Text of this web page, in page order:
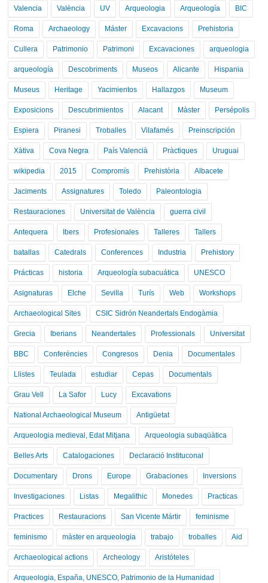
Valencia
València UV Arqueologia Arqueología BIC
Roma Archaeology Máster Excavacions Prehistoria
Cullera Patrimonio Patrimoni Excavaciones arqueologia
arqueología Descobriments Museos Alicante Hispania
Museus Heritage Yacimientos Hallazgos Museum
Exposicions Descubrimientos Alacant Màster Persépolis
Espiera Piranesi Troballes Vilafamés Preinscripción
Xàtiva Cova Negra País Valencià Pràctiques Uruguai
wikipedia 2015 Compromís Prehistòria Albacete
Jaciments Assignatures Toledo Paleontologia
Restauraciones Universitat de València guerra civil
Antequera Ibers Profesionales Talleres Tallers
batallas Catedrals Conferences Industria Prehistory
Prácticas historia Arqueología subacuática UNESCO
Asignaturas Elche Sevilla Turís Web Workshops
Archaeological Sites CSIC Sidrón Neandertals Endogàmia
Grecia Iberians Neandertales Professionals Universitat
BBC Conferències Congresos Denia Documentales
Llistes Teulada estudiar Cepas Documentals
Grau Vell La Safor Lucy Excavations
National Archaeological Museum Antigüetat
Arqueologia medieval, Edat Mitjana Arqueologia subaqüàtica
Belles Arts Catalogaciones Declaració Instituconal
Documentary Drons Europe Grabaciones Inversions
Investigaciones Listas Megalithic Monedes Practicas
Practices Restauracions San Vicente Mártir feminisme
feminismo màster en arqueologia trabajo troballes Aid
Archaeological actions Archeology Aristóteles
Arqueologia, España, UNESCO, Patrimonio de la Humanidad